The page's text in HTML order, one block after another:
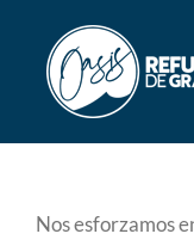
content
Nos esforzamos